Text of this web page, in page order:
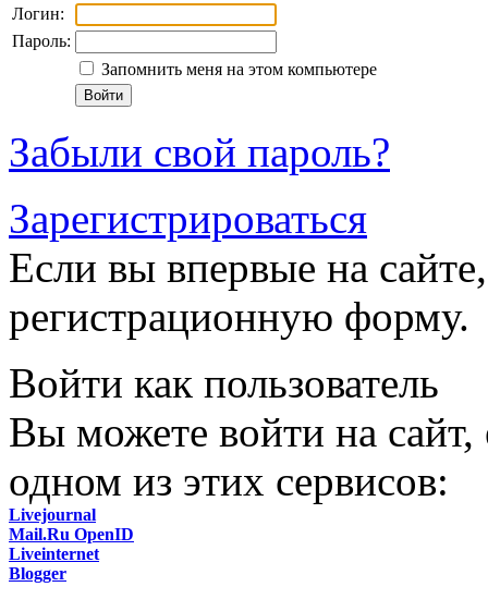
Логин:
Пароль:
Запомнить меня на этом компьютере
Забыли свой пароль?
Зарегистрироваться
Если вы впервые на
регистрационную форму.
Войти как пользователь
Вы можете войти на сайт,
одном из этих сервисов:
Livejournal
Mail.Ru OpenID
Liveinternet
Blogger